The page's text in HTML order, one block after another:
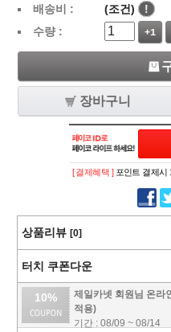
배송비 : (조건)
!
수량 :
+1
장바구니
[ 결제혜택 ] 포인트 결제시
상품리뷰 [0]
터치 쿠폰다운
10%
제일카넷 회원님 온라
적용)
기간 : 08/09 ~ 08/14